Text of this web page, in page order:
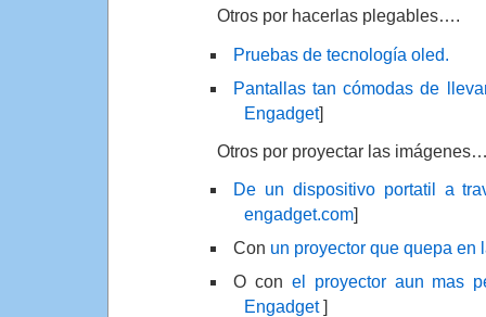
Otros por hacerlas plegables….
Pruebas de tecnología oled.
Pantallas tan cómodas de
Engadget]
Otros por proyectar las
De un dispositivo portatil a
engadget.com]
Con un proyector que quepa en
O con el proyector aun mas
Engadget]